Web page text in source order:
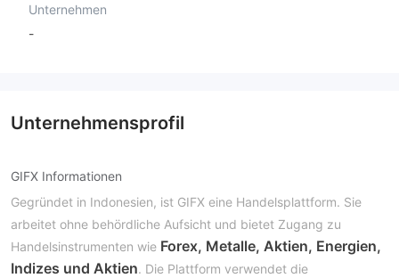
Unternehmen
-
Unternehmensprofil
GIFX Informationen
Gegründet in Indonesien, ist GIFX eine Handelsplattform. Sie
arbeitet ohne behördliche Aufsicht und bietet Zugang zu
Handelsinstrumenten wie Forex, Metalle, Aktien, Energien,
Indizes und Aktien. Die Plattform verwendet die